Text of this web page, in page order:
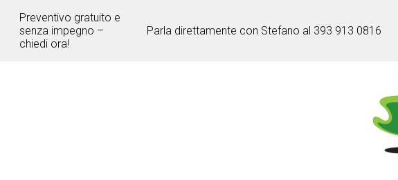
Passa
ai
contenuti
Preventivo gratuito e
senza impegno –
chiedi ora!
Parla direttamente con Stefano al 393 913 0816